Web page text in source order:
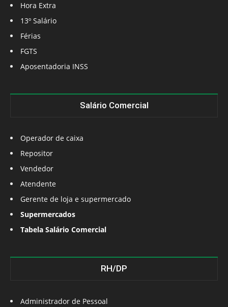
Hora Extra
13º Salário
Férias
FGTS
Aposentadoria INSS
Salário Comercial
Operador de caixa
Repositor
Vendedor
Atendente
Gerente de loja e supermercado
Supermercados
Tabela Salário Comercial
RH/DP
Administrador de Pessoal